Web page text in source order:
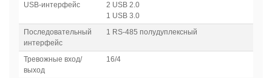
USB-интерфейс
2 USB 2.0
1 USB 3.0
Последовательный
интерфейс
1 RS-485 полудуплексный
Тревожные вход/
выход
16/4